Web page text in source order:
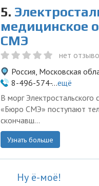
5.
медицинское
СМЭ
нет
Россия, Московская
8-496-574-...ещё
В морг
«Бюро СМЭ» поступают
скончавш...
Узнать больше
Ну ё-моё!